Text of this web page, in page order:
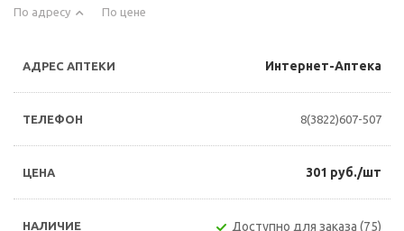
По адресу По цене
Интернет-Аптека
8(3822)607-507
301 руб./шт
Доступно для заказа (75)